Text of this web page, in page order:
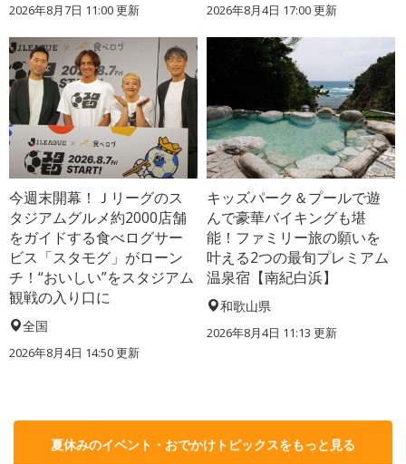
2026年8月7日 11:00更新 2026年8月4日 17:00更新
今週末開幕！Ｊリーグのス
タジアムグルメ約2000店舗
をガイドする食べログサー
ビス「スタモグ」がローン
チ！“おいしい”をスタジアム
観戦の入り口に
全国
2026年8月4日 14:50更新
キッズパーク＆プールで遊
んで豪華バイキングも堪
能！ファミリー旅の願いを
叶える2つの最旬プレミアム
温泉宿【南紀白浜】
和歌山県
2026年8月4日 11:13 更新
夏休みのイベント・おでかけトピックスをもっと見る